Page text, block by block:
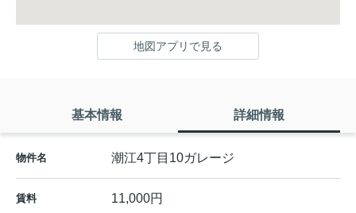
地図アプリで見る
基本情報 詳細情報
物件名 潮江4丁目10ガレージ
賃料 11,000円